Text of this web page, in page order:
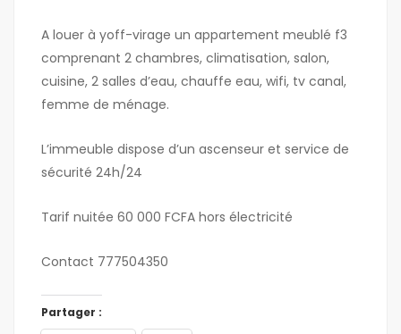
A louer à yoff-virage un appartement meublé f3
comprenant 2 chambres, climatisation, salon,
cuisine, 2 salles d’eau, chauffe eau, wifi, tv canal,
femme de ménage.
L’immeuble dispose d’un ascenseur et service de
sécurité 24h/24
Tarif nuitée 60 000 FCFA hors électricité
Contact 777504350
Partager :